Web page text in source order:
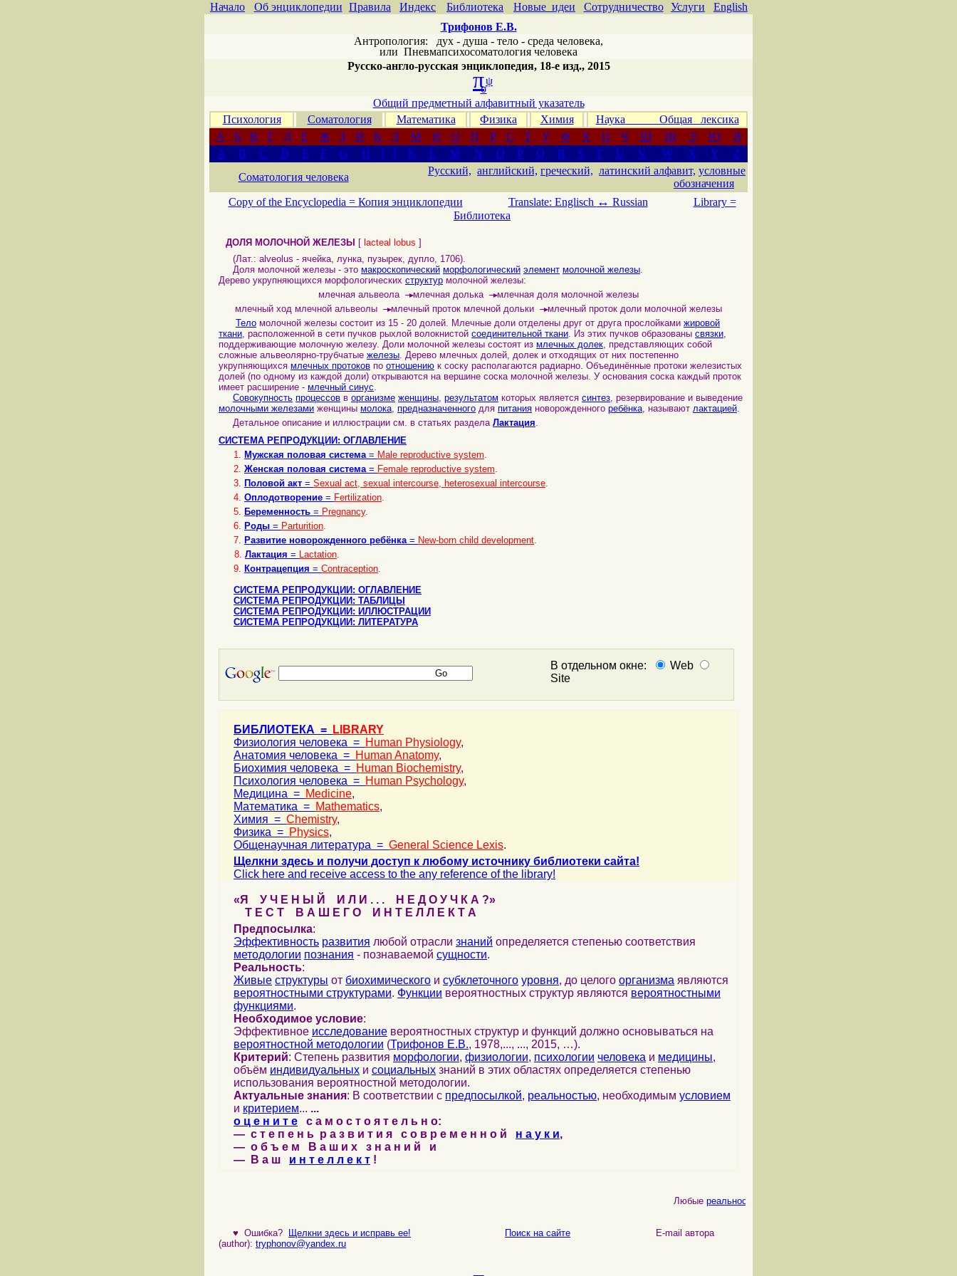
Начало Об энциклопедии Правила Индекс Библиотека Новые идеи Сотрудничество Услуги
English
Трифонов Е.В.
Антропология: дух - душа - тело - среда человека,
или Пневмапсихосоматология человека
Русско-англо-русская энциклопедия, 18-е изд., 2015
πψ
σ
Общий предметный алфавитный указатель
Психология
Соматология Математика Физика Химия
Наука Общая лексика
А
Б В Г Д Е Ж З И К Л М Н О П Р С Т У Ф Х Ц Ч Ш Щ Э Ю
Я
A
B C D E F G H I J K L M N O P Q R S T U V W X Y
Z
Соматология человека
Русский, английский, греческий, латинский алфавит, условные
обозначения
Copy of the Encyclopedia = Копия энциклопедии Translate: Englisch ↔ Russian
Library =
Библиотека
ДОЛЯ МОЛОЧНОЙ ЖЕЛЕЗЫ [ lacteal lobus ]
(Лат.: alveolus - ячейка, лунка, пузырек, дупло, 1706).
Доля молочной железы - это макроскопический морфологический элемент молочной железы.
Дерево укрупняющихся морфологических структур молочной железы:
млечная альвеола ──►млечная долька ──►млечная доля молочной железы
млечный ход млечной альвеолы ──►млечный проток млечной дольки ──►млечный проток доли молочной железы
Тело молочной железы состоит из 15 - 20 долей. Млечные доли отделены друг от друга прослойками жировой
ткани, расположенной в сети пучков рыхлой волокнистой соединительной ткани. Из этих пучков образованы связки,
поддерживающие молочную железу. Доли молочной железы состоят из млечных долек, представляющих собой
сложные альвеолярно-трубчатые железы. Дерево млечных долей, долек и отходящих от них постепенно
укрупняющихся млечных протоков по отношению к соску располагаются радиарно. Объединённые протоки железистых
долей (по одному из каждой доли) открываются на вершине соска молочной железы. У основания соска каждый проток
имеет расширение - млечный синус.
Совокупность процессов в организме женщины, результатом которых является синтез, резервирование и выведение
молочными железами женщины молока, предназначенного для питания новорожденного ребёнка, называют лактацией.
Детальное описание и иллюстрации см. в статьях раздела Лактация.
СИСТЕМА РЕПРОДУКЦИИ: ОГЛАВЛЕНИЕ
1. Мужская половая система= Male reproductive system.
2. Женская половая система= Female reproductive system.
3. Половой акт = Sexual act, sexual intercourse, heterosexual intercourse.
4. Оплодотворение = Fertilization.
5. Беременность = Pregnancy.
6. Роды = Parturition.
7. Развитие новорожденного ребёнка= New-born child development.
8. Лактация = Lactation.
9. Контрацепция = Contraception.
СИСТЕМА РЕПРОДУКЦИИ: ОГЛАВЛЕНИЕ
СИСТЕМА РЕПРОДУКЦИИ: ТАБЛИЦЫ
СИСТЕМА РЕПРОДУКЦИИ: ИЛЛЮСТРАЦИИ
СИСТЕМА РЕПРОДУКЦИИ: ЛИТЕРАТУРА
В отдельном окне:
Web
Site
БИБЛИОТЕКА =
LIBRARY
Физиология человека = Human Physiology,
Анатомия человека = Human Anatomy,
Биохимия человека = Human Biochemistry,
Психология человека = Human Psychology,
Медицина = Medicine,
Математика = Mathematics,
Химия = Chemistry,
Физика = Physics,
Общенаучная литература = General Science Lexis.
Щелкни здесь и получи доступ к любому источнику библиотеки сайта!
Click here and receive access to the any reference of the library!
«Я У Ч Е Н Ы Й И Л И . . . Н Е Д О У Ч К А ?»
Т Е С Т В А Ш Е Г О И Н Т Е Л Л Е К Т А
Предпосылка:
Эффективность развития любой отрасли знаний определяется степенью соответствия
методологии познания - познаваемой сущности.
Реальность:
Живые структуры от биохимического и субклеточного уровня, до целого организма являются
вероятностными структурами. Функции вероятностных структур являются вероятностными
функциями.
Необходимое условие:
Эффективное исследование вероятностных структур и функций должно основываться на
вероятностной методологии (Трифонов Е.В., 1978,..., ..., 2015, …).
Критерий: Степень развития морфологии, физиологии, психологии человека и медицины,
объём индивидуальных и социальных знаний в этих областях определяется степенью
использования вероятностной методологии.
Актуальные знания: В соответствии с предпосылкой, реальностью, необходимым условием
и критерием... ...
о ц е н и т е с а м о с т о я т е л ь н о:
— с т е п е н ь р а з в и т и я с о в р е м е н н о й н а у к и,
— о б ъ е м В а ш и х з н а н и й и
— В а ш и н т е л л е к т !
Любыереальности
♥ Ошибка? Щелкни здесь и исправь ее! Поиск на сайте E-mail автора
(author): tryphonov@yandex.ru